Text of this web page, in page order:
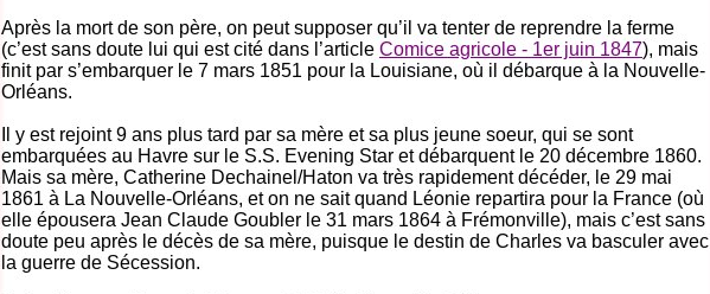
Après la mort de son père, on peut supposer qu’il va tenter de reprendre la ferme
(c’est sans doute lui qui est cité dans l’article Comice agricole - 1er juin 1847), mais
finit par s’embarquer le 7 mars 1851 pour la Louisiane, où il débarque à la Nouvelle-
Orléans.
Il y est rejoint 9 ans plus tard par sa mère et sa plus jeune soeur, qui se sont
embarquées au Havre sur le S.S. Evening Star et débarquent le 20 décembre 1860.
Mais sa mère, Catherine Dechainel/Haton va très rapidement décéder, le 29 mai
1861 à La Nouvelle-Orléans, et on ne sait quand Léonie repartira pour la France (où
elle épousera Jean Claude Goubler le 31 mars 1864 à Frémonville), mais c’est sans
doute peu après le décès de sa mère, puisque le destin de Charles va basculer avec
la guerre de Sécession.